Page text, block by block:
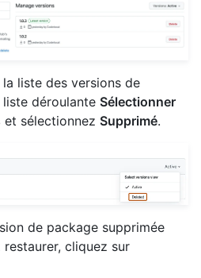
liste des versions de
déroulante Sélectionner
et sélectionnez Supprimé.
de package supprimée
cliquez sur